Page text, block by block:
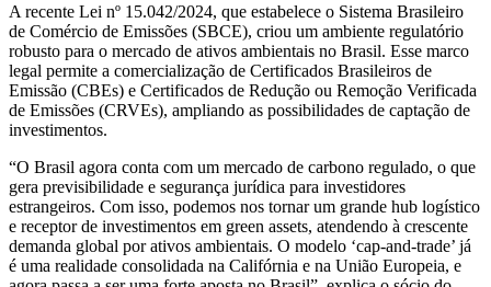
A recente Lei nº 15.042/2024, que estabelece o Sistema Brasileiro
de Comércio de Emissões (SBCE), criou um ambiente regulatório
robusto para o mercado de ativos ambientais no Brasil. Esse marco
legal permite a comercialização de Certificados Brasileiros de
Emissão (CBEs) e Certificados de Redução ou Remoção Verificada
de Emissões (CRVEs), ampliando as possibilidades de captação de
investimentos.
“O Brasil agora conta com um mercado de carbono regulado, o que
gera previsibilidade e segurança jurídica para investidores
estrangeiros. Com isso, podemos nos tornar um grande hub logístico
e receptor de investimentos em green assets, atendendo à crescente
demanda global por ativos ambientais. O modelo ‘cap-and-trade’ já
é uma realidade consolidada na Califórnia e na União Europeia, e